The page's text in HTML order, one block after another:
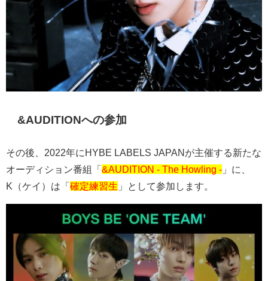
&AUDITIONへの参加
その後、2022年にHYBE LABELS JAPANが主催する新たな
オーディション番組「 &AUDITION - The Howling - 」に、
K（ケイ）は「 確定練習生 」として参加します。